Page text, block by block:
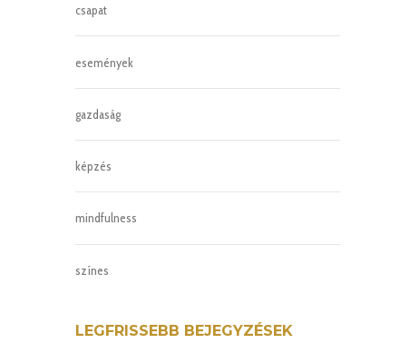
csapat
események
gazdaság
képzés
mindfulness
színes
LEGFRISSEBB BEJEGYZÉSEK